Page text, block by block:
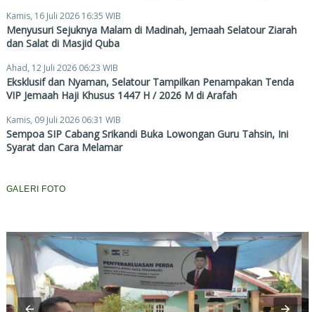
Kamis, 16 Juli 2026 16:35 WIB
Menyusuri Sejuknya Malam di Madinah, Jemaah Selatour Ziarah
dan Salat di Masjid Quba
Ahad, 12 Juli 2026 06:23 WIB
Eksklusif dan Nyaman, Selatour Tampilkan Penampakan Tenda
VIP Jemaah Haji Khusus 1447 H / 2026 M di Arafah
Kamis, 09 Juli 2026 06:31 WIB
Sempoa SIP Cabang Srikandi Buka Lowongan Guru Tahsin, Ini
Syarat dan Cara Melamar
GALERI FOTO